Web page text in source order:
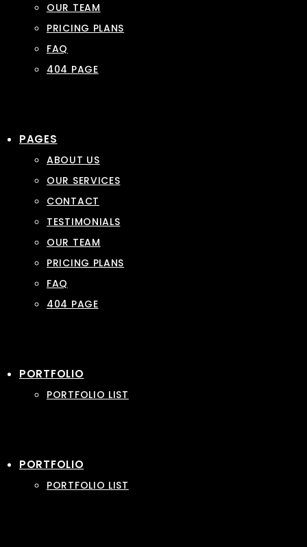
OUR TEAM
PRICING PLANS
FAQ
404 PAGE
PAGES
ABOUT US
OUR SERVICES
CONTACT
TESTIMONIALS
OUR TEAM
PRICING PLANS
FAQ
404 PAGE
PORTFOLIO
PORTFOLIO LIST
PORTFOLIO
PORTFOLIO LIST